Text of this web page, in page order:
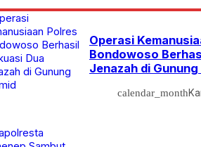
Operasi
Bondowoso
Jenazah di Gunung
calendar_month